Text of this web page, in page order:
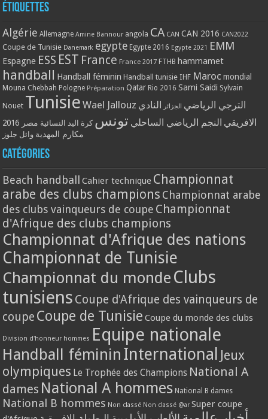
Étiquettes
Algérie Allemagne Amine Bannour angola CA CAN CAN 2016 CAN2022
Coupe de Tunisie Danemark egypte Egypte 2016 Egypte 2021 EMM
Espagne ESS EST France France 2017 FTHB hammamet
handball Handball féminin Handball tunisie IHF Maroc mondial
Mouna Chebbah Pologne Préparation Qatar Rio 2016 Sami Saidi Sylvain
Nouet Tunisie Wael Jallouz الترجي الرياضي الجزائر النادي
الافريقي النجم الرياضي الساحلي تونس كرة اليد النسائية مصر 2016
مكارم المهدية وائل جلوز
Catégories
Beach handball Cahier technique Championnat
arabe des clubs champions Championnat arabe
des clubs vainqueurs de coupe Championnat
d'Afrique des clubs champions
Championnat d'Afrique des nations
Championnat de Tunisie
Championnat du monde Clubs
tunisiens Coupe d'Afrique des vainqueurs de
coupe Coupe de Tunisie Coupe du monde des clubs
Division d'honneur hommes Equipe nationale
Handball féminin International Jeux
olympiques Le Trophée des Champions National A
dames National A hommes National B dames
National B hommes Non classé Non classé @ar Super coupe